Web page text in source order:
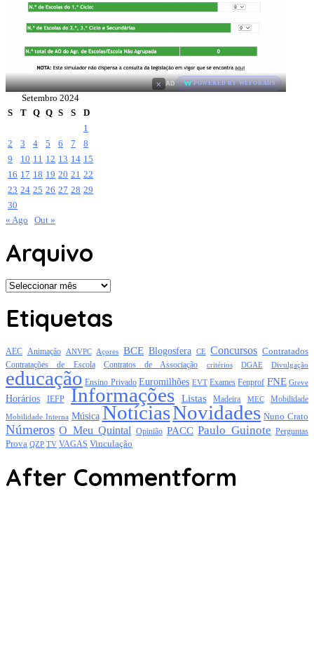
× AD POWERED BY WEFORADS
Setembro 2024
S
T Q Q S S
D
1
2
3 4 5 6 7
8
9
10 11 12 13 14 15
16 17 18 19 20 21 22
23 24 25 26 27 28 29
30
« Ago
Out »
Arquivo
Arquivo
Etiquetas
AEC Animação ANVPC Açores BCE Blogosfera CE Concursos Contratados
Contratações de Escola Contratos de Associação critérios DGAE Divulgação
educação Ensino Privado Euromilhões EVT Exames Fenprof FNE Greve
Horários IEFP Informações Listas Madeira MEC Mobilidade
Mobilidade Interna Música NotíciasNovidades Nuno Crato
Números O Meu Quintal Opinião PACC Paulo Guinote Perguntas
Prova QZP TV VAGAS Vinculação
After Commentform